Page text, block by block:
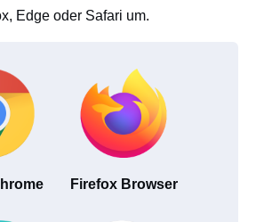
Edge oder Safari um.
Firefox Browser